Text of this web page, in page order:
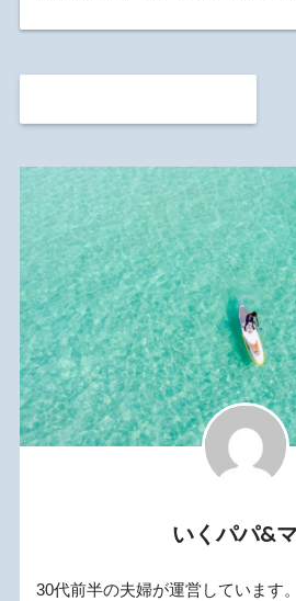
いくパパ&
30代前半の夫婦が運営しています